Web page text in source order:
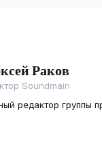
Раков
Soundmain
редактор группы